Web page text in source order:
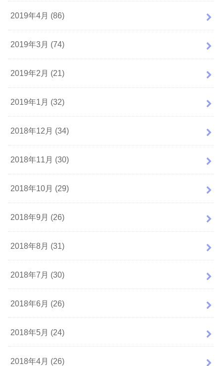
2019年4月 (86)
2019年3月 (74)
2019年2月 (21)
2019年1月 (32)
2018年12月 (34)
2018年11月 (30)
2018年10月 (29)
2018年9月 (26)
2018年8月 (31)
2018年7月 (30)
2018年6月 (26)
2018年5月 (24)
2018年4月 (26)